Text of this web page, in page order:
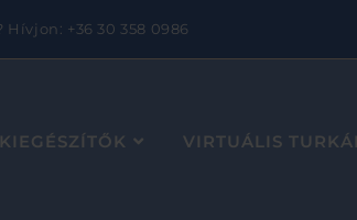
+36 30 358 0986
KIEGÉSZÍTŐK VIRTUÁLIS